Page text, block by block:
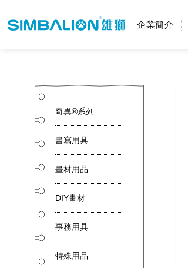
企業簡介
奇異®系列
書寫用具
畫材用品
DIY畫材
事務用具
特殊用品